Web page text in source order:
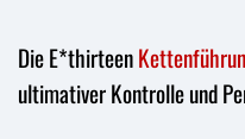
Die E*thirteen
ultimativer Kontrolle und